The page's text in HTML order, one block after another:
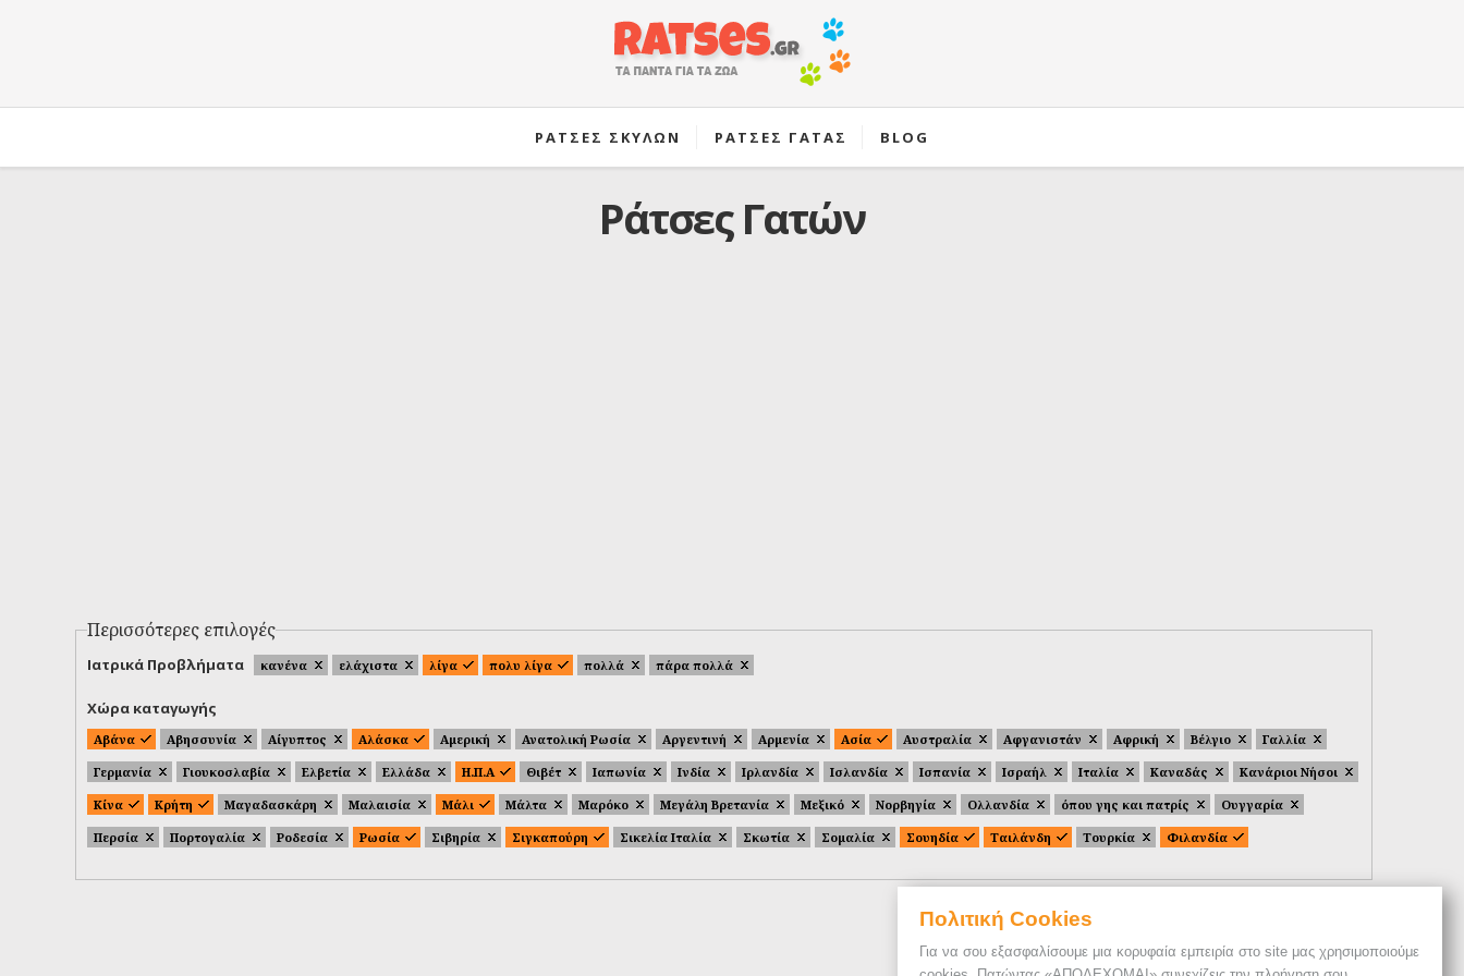
Πολιτική Cookies
Για να σου εξασφαλίσουμε μια κορυφαία εμπειρία στο site μας χρησιμοποιούμε
ΡΑΤΣΕΣ ΣΚΥΛΩΝ ΡΑΤΣΕΣ ΓΑΤΑΣ BLOG
Ράτσες Γατών
Περισσότερες επιλογές
Ιατρικά Προβλήματα κανένα ελάχιστα λίγα πολυ λίγα πολλά πάρα πολλά
Χώρα καταγωγής
Αβάνα Αβησσυνία Αίγυπτος Αλάσκα Αμερική Ανατολική Ρωσία Αργεντινή Αρμενία Ασία Αυστραλία Αφγανιστάν Αφρική Βέλγιο
Γαλλία
Γερμανία
Γιουκοσλαβία Ελβετία Ελλάδα Η.Π.Α Θιβέτ Ιαπωνία Ινδία Ιρλανδία Ισλανδία Ισπανία Ισραήλ Ιταλία Καναδάς
Κανάριοι Νήσοι
Κίνα
Κρήτη Μαγαδασκάρη Μαλαισία Μάλι Μάλτα Μαρόκο Μεγάλη Βρετανία Μεξικό Νορβηγία Ολλανδία όπου γης και πατρίς
Ουγγαρία
Περσία
Πορτογαλία Ροδεσία Ρωσία Σιβηρία Σιγκαπούρη Σικελία Ιταλία Σκωτία Σομαλία Σουηδία Ταιλάνδη Τουρκία Φιλανδία